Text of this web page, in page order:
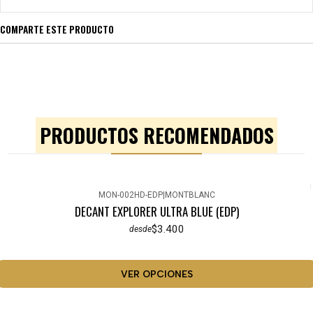
COMPARTE ESTE PRODUCTO
PRODUCTOS RECOMENDADOS
MON-002HD-EDP| MONTBLANC
DECANT EXPLORER ULTRA BLUE (EDP)
desde$3.400
VER OPCIONES